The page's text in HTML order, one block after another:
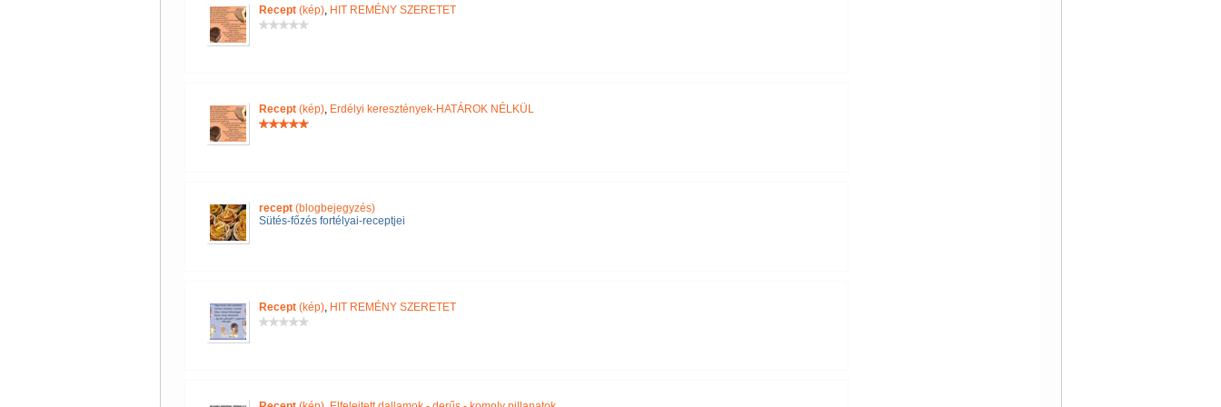
Recept(kép), HIT REMÉNY SZERETET
Recept(kép), Erdélyi keresztények-HATÁROK NÉLKÜL
recept(blogbejegyzés)
Sütés-főzés fortélyai-receptjei
Recept(kép), HIT REMÉNY SZERETET